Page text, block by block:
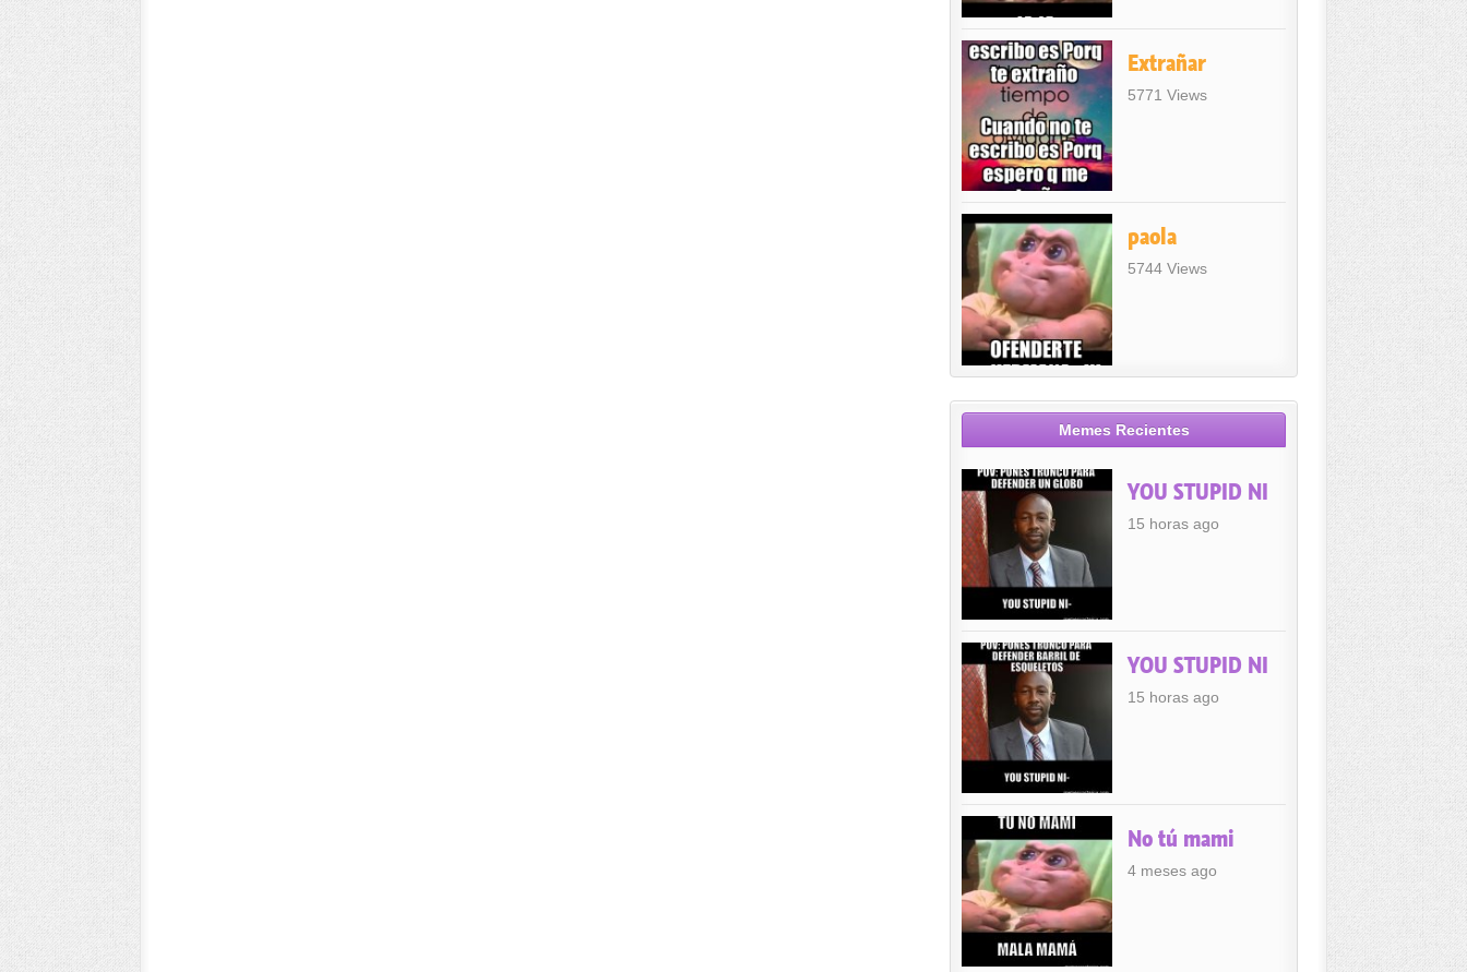
Extrañar
5771 Views
paola
5744 Views
Memes Recientes
YOU STUPID NI
15 horas ago
YOU STUPID NI
15 horas ago
No tú mami
4 meses ago